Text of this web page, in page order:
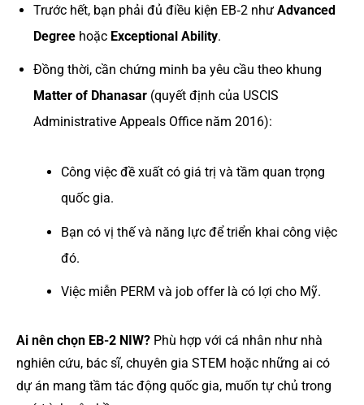
Trước hết, bạn phải đủ điều kiện EB‑2 như Advanced
Degreehoặc Exceptional Ability.
Đồng thời, cần chứng minh ba yêu cầu theo khung
Matter of Dhanasar(quyết định của USCIS
Administrative Appeals Office năm 2016):
Công việc đề xuất có giá trị và tầm quan trọng
quốc gia.
Bạn có vị thế và năng lực để triển khai công việc
đó.
Việc miễn PERM và job offer là có lợi cho Mỹ.
Ai nên chọn EB-2 NIW? Phù hợp với cá nhân như nhà
nghiên cứu, bác sĩ, chuyên gia STEM hoặc những ai có
dự án mang tầm tác động quốc gia, muốn tự chủ trong